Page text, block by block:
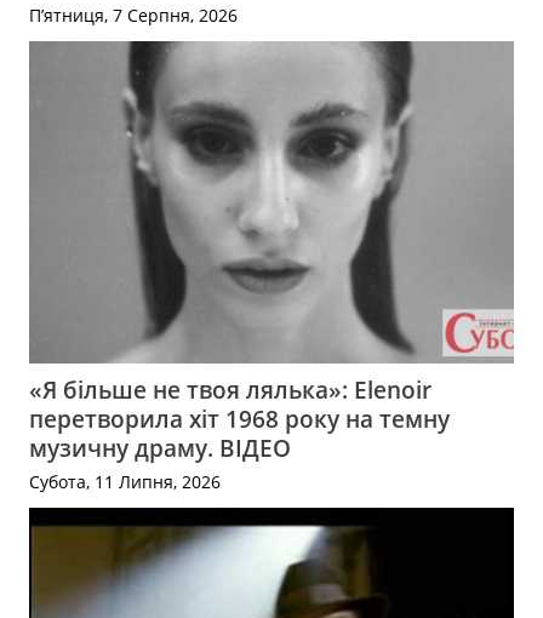
П’ятниця, 7 Серпня, 2026
«Я більше не твоя лялька»: Elenoir
перетворила хіт 1968 року на темну
музичну драму. ВІДЕО
Субота, 11 Липня, 2026